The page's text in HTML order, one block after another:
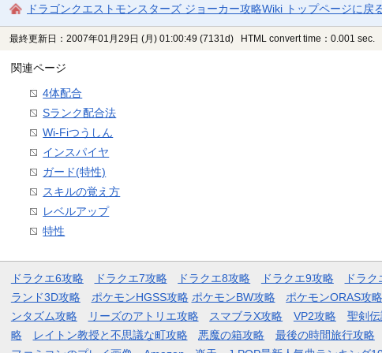
ドラゴンクエストモンスターズ ジョーカー攻略Wiki トップページに戻
最終更新日：2007年01月29日 (月) 01:00:49 (7131d) HTML convert time：0.001 sec.
関連ページ
4体配合
Sランク配合法
Wi-Fiつうしん
インスパイヤ
ガード(特性)
スキルの覚え方
レベルアップ
特性
ドラクエ6攻略 ドラクエ7攻略 ドラクエ8攻略 ドラクエ9攻略 ドラ
ランド3D攻略
ポケモンHGSS攻略 ポケモンBW攻略 ポケモンORAS攻略
ンタズム攻略
リーズのアトリエ攻略 スマブラX攻略 VP2攻略 聖剣
略
レイトン教授と不思議な町攻略 悪魔の箱攻略 最後の時間旅行攻略